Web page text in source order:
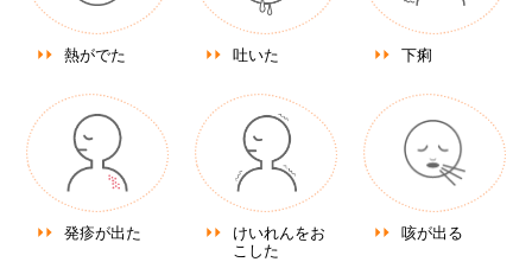
熱がでた 吐いた 下痢
発疹が出た
けいれんをお
こした
咳が出る